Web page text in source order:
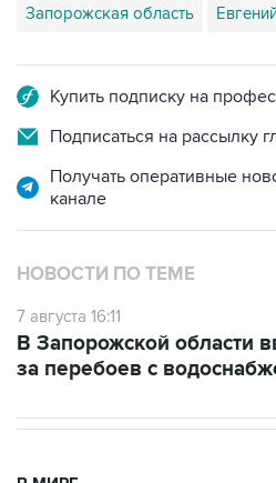
Запорожская область
Купить подписку на
Подписаться на рассылку
Получать оперативные
канале
НОВОСТИ ПО ТЕМЕ
7 августа 16:11
В Запорожской области
за перебоев с